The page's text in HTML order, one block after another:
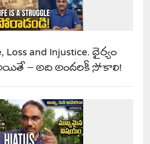
and Injustice. ధైర్యం
– అది అందరికీ సోకాలి!